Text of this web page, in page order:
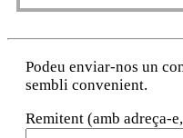
Podeu enviar-nos un
sembli convenient.
Remitent (amb adreça-